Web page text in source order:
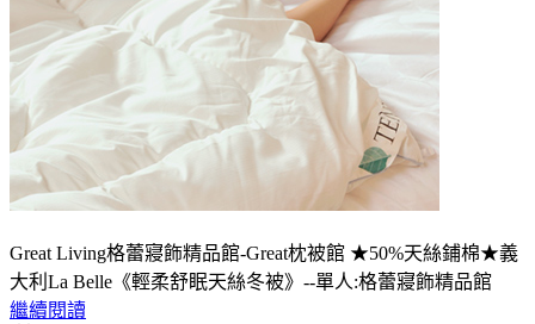
Great Living格蕾寢飾精品館-Great枕被館 ★50%天絲鋪棉★義
大利La Belle《輕柔舒眠天絲冬被》--單人:格蕾寢飾精品館
繼續閱讀